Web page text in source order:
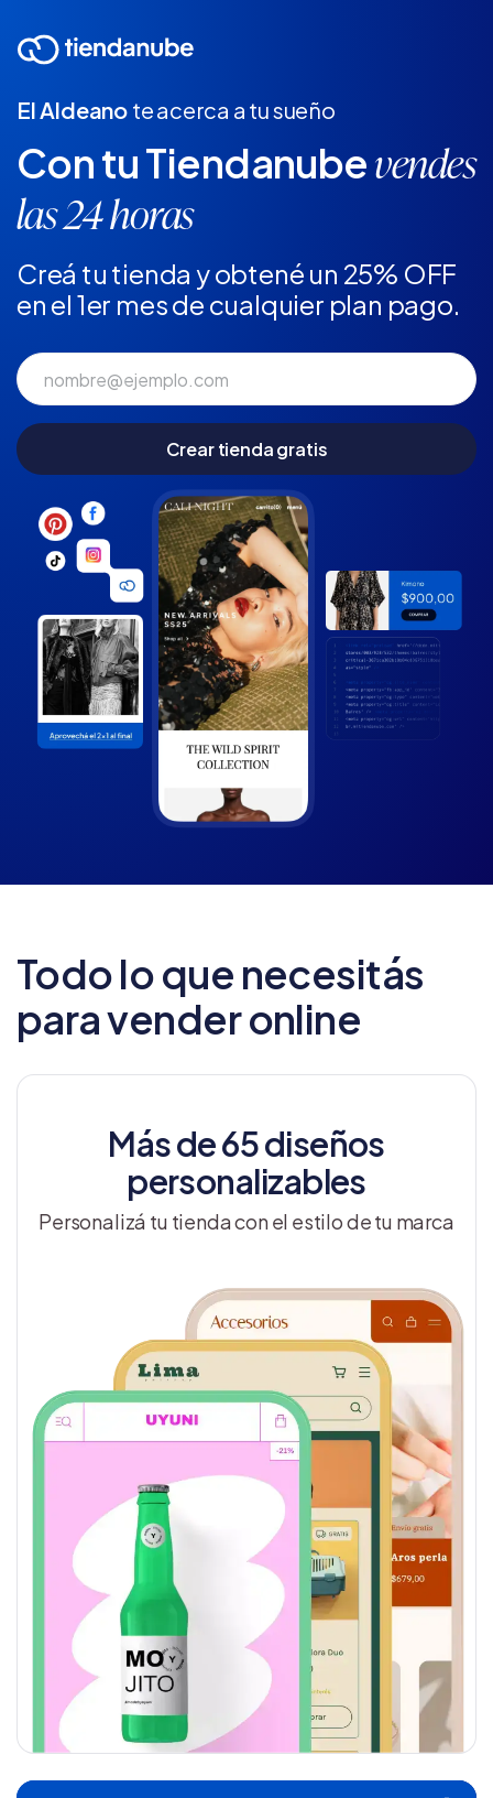
El Aldeano te acerca a tu sueño
Con tu Tiendanube vendes
las 24 horas
Creá tu tienda y obtené un 25% OFF
en el 1er mes de cualquier plan pago.
Todo lo que necesitás
para vender online
Más de 65 diseños
personalizables
Personalizá tu tienda con el estilo de tu marca